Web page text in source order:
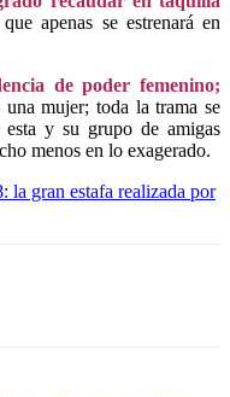
apenas se estrenará en
de poder femenino;
una mujer; toda la trama se
y su grupo de amigas
menos en lo exagerado.
la gran estafa realizada por